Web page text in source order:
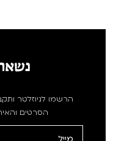
הרשמו לניוזלטר
הסרטים